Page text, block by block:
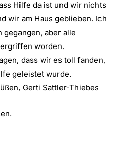
Hilfe da ist und wir nichts
wir am Haus geblieben. Ich
gegangen, aber alle
worden.
dass wir es toll fanden,
geleistet wurde.
Gerti Sattler-Thiebes